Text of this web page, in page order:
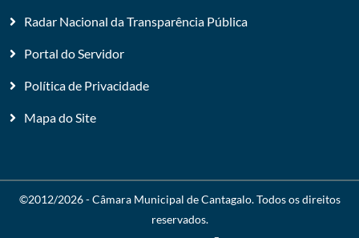
Radar Nacional da Transparência Pública
Portal do Servidor
Política de Privacidade
Mapa do Site
©2012/2026 -Câmara Municipal de Cantagalo. Todos os direitos
reservados.